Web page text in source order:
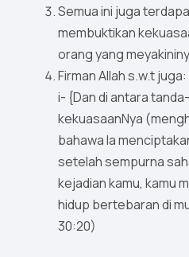
Semua ini juga
membuktikan
orang yang
Firman Allah s.w.t juga:
i- {Dan di antara
kekuasaanNya
bahawa Ia
setelah sempurna
kejadian kamu, kamu
hidup bertebaran di
30:20)